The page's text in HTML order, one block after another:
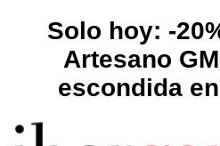
Solo hoy: -
Artesano
escondida